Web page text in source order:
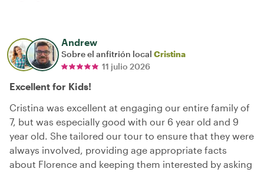
Andrew
Sobre el anfitrión local Cristina
11 julio 2026
Excellent for Kids!
Cristina was excellent at engaging our entire family of
7, but was especially good with our 6 year old and 9
year old. She tailored our tour to ensure that they were
always involved, providing age appropriate facts
about Florence and keeping them interested by asking